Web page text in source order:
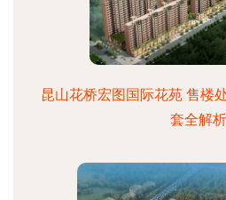
昆山花桥宏图国际花苑 售楼
套全解析